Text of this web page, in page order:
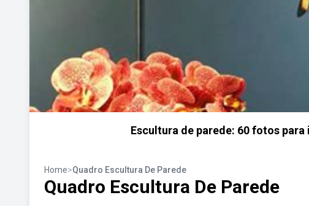
Escultura de parede: 60 fotos
Home>Quadro Escultura De Parede
Quadro Escultura De Parede